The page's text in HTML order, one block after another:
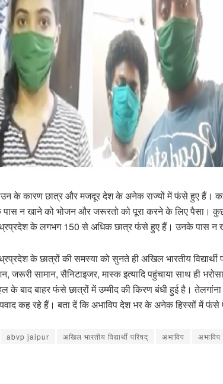
के कारण छात्र और मजदूर देश के अनेक राज्यों में फंसे हुए हैं। कई
न खाने को भोजन और जरूरतो को पूरा करने के लिए पैसा। कुछ
के लगभग 150 से अधिक छात्र फंसे हुए हैं। उनके पास न
के छात्रों की समस्या को सुनते ही अखिल भारतीय
जरूरी सामान, सैनिटाइजर, मास्क इत्यादि पहुंचाया साथ ही
के बाद बाहर फंसे छात्रों में उम्मीद की किरण बंधी हुई है।
कह रहे हैं। बता दें कि अभाविप देश भर के अनेक हिस्सों में फंसे
abvp jaipur अखिल भारतीय विद्यार्थी परिषद् अभाविप अभाविप